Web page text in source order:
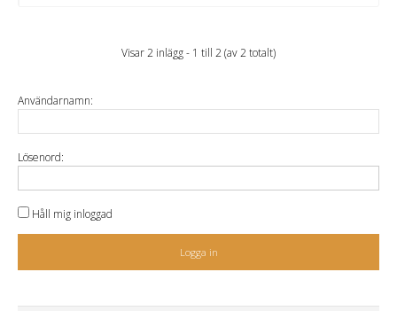
Visar 2 inlägg - 1 till 2 (av 2 totalt)
Användarnamn:
Lösenord:
Håll mig inloggad
Logga in